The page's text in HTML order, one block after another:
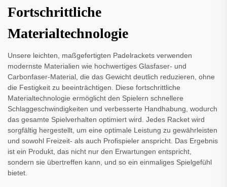
Fortschrittliche
Materialtechnologie
Unsere leichten, maßgefertigten Padelrackets verwenden
modernste Materialien wie hochwertiges Glasfaser- und
Carbonfaser-Material, die das Gewicht deutlich reduzieren, ohne
die Festigkeit zu beeinträchtigen. Diese fortschrittliche
Materialtechnologie ermöglicht den Spielern schnellere
Schlaggeschwindigkeiten und verbesserte Handhabung, wodurch
das gesamte Spielverhalten optimiert wird. Jedes Racket wird
sorgfältig hergestellt, um eine optimale Leistung zu gewährleisten
und sowohl Freizeit- als auch Profispieler anspricht. Das Ergebnis
ist ein Produkt, das nicht nur den Erwartungen entspricht,
sondern sie übertreffen kann, und so ein einmaliges Spielgefühl
bietet.